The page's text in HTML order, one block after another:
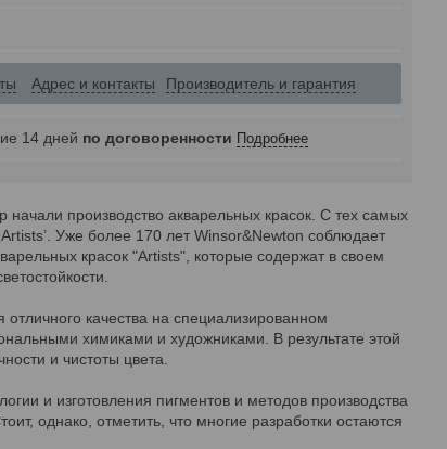
Адрес и контакты Производитель и гарантия
14 дней по договоренности Подробнее
производство акварельных красок. С тех самых
Уже более 170 лет Winsor&Newton соблюдает
красок "Artists", которые содержат в своем
качества на специализированном
химиками и художниками. В результате этой
и чистоты цвета.
и изготовления пигментов и методов производства
однако, отметить, что многие разработки остаются